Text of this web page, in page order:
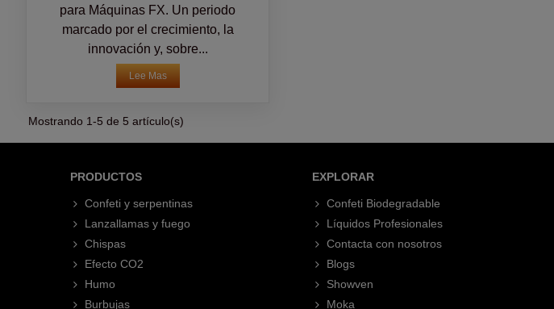
para Máquinas FX. Un periodo
marcado por el crecimiento, la
innovación y, sobre...
Lee Mas
Mostrando 1-5 de 5 artículo(s)
PRODUCTOS
Confeti y serpentinas
Lanzallamas y fuego
Chispas
Efecto CO2
Humo
Burbujas
EXPLORAR
Confeti Biodegradable
Líquidos Profesionales
Contacta con nosotros
Blogs
Showven
Moka